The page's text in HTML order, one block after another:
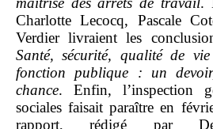
Charlotte Lecocq, Pascale
Verdier livraient les
Santé, sécurité, qualité de
fonction publique
: un
chance. Enfin, l’inspection
sociales faisait paraître en
rapport, rédigé par